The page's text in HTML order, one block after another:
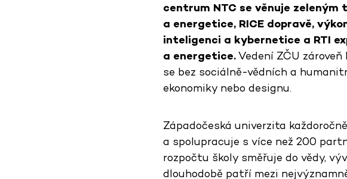
centrum NTC se věnuje
a energetice, RICE dopravě,
inteligenci a kybernetice a RTI
a energetice.Vedení ZČU zároveň
se bez sociálně-vědních a
ekonomiky nebo designu.
Západočeská univerzita
a spolupracuje s více než 200
rozpočtu školy směřuje do vědy,
dlouhodobě patří mezi